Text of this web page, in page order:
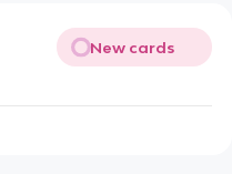
New cards